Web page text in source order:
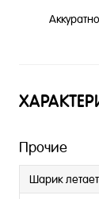
Прочие
Шарик летает